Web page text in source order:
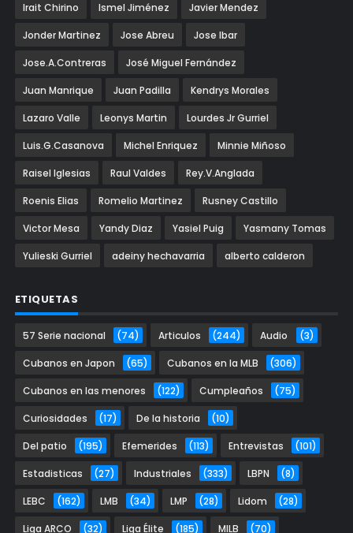
Irait Chirino Ismel Jiménez Javier Mendez
Jonder Martinez Jose Abreu Jose Ibar
Jose.A.Contreras José Miguel Fernández
Juan Manrique Juan Padilla Kendrys Morales
Lazaro Valle Leonys Martin Lourdes Jr Gurriel
Luis.G.Casanova Michel Enriquez Minnie Miñoso
Raisel Iglesias Raul Valdes Rey.V.Anglada
Roenis Elias Romelio Martinez Rusney Castillo
Victor Mesa Yandy Diaz Yasiel Puig Yasmany Tomas
Yulieski Gurriel adeiny hechavarria alberto calderon
ETIQUETAS
57 Serie nacional (74) Articulos (244) Audio (3)
Cubanos en Japon (65) Cubanos en la MLB (306)
Cubanos en las menores (122) Cumpleaños (75)
Curiosidades (17) De la historia (10)
Del patio (195) Efemerides (113) Entrevistas (101)
Estadisticas (27) Industriales (333) LBPN (8)
LEBC (162) LMB (34) LMP (28) Lidom (28)
Liga ARCO (32) Liga Élite (185) MILB (70)